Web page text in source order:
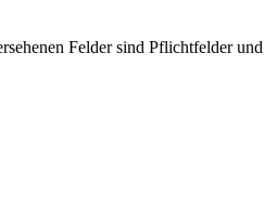
Felder sind Pflichtfelder und